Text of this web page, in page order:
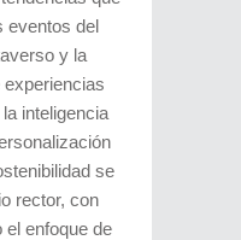
eventos del
y la
experiencias
inteligencia
se
rector, con
el enfoque de